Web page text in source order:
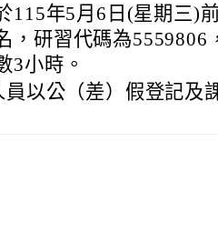
115年5月6日(星期三)
，研習代碼為5559806
3小時。
以公（差）假登記及